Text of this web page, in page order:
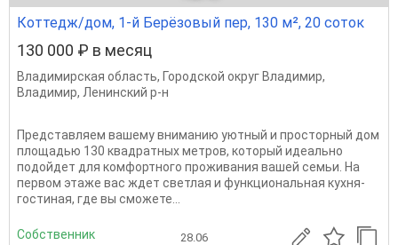
Коттедж/дом, 1-й Берёзовый пер, 130 м², 20 соток
130 000 ₽ в месяц
Владимирская область, Городской округ Владимир,
Владимир, Ленинский р-н
Представляем вашему вниманию уютный и просторный дом
площадью 130 квадратных метров, который идеально
подойдет для комфортного проживания вашей семьи. На
первом этаже вас ждет светлая и функциональная кухня-
гостиная, где вы сможете...
Собственник 28.06